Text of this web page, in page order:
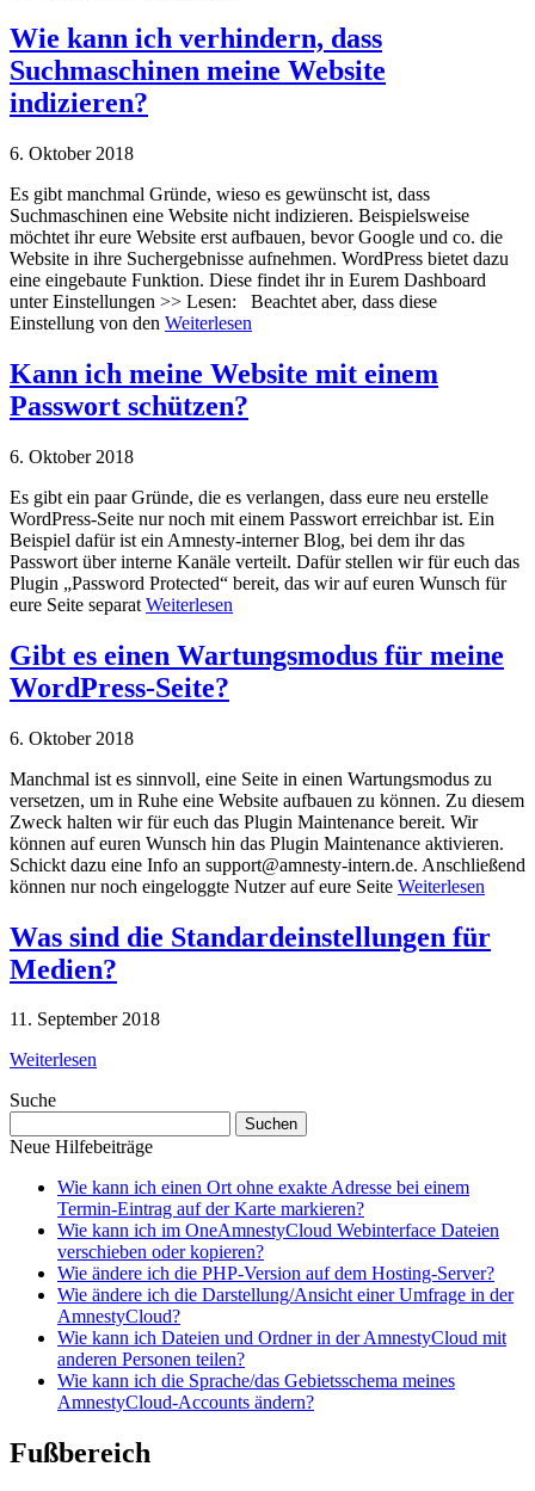
Wie kann ich verhindern, dass
Suchmaschinen meine Website
indizieren?
6. Oktober 2018
Es gibt manchmal Gründe, wieso es gewünscht ist, dass
Suchmaschinen eine Website nicht indizieren. Beispielsweise
möchtet ihr eure Website erst aufbauen, bevor Google und co. die
Website in ihre Suchergebnisse aufnehmen. WordPress bietet dazu
eine eingebaute Funktion. Diese findet ihr in Eurem Dashboard
unter Einstellungen >> Lesen: Beachtet aber, dass diese
Einstellung von den Weiterlesen
Kann ich meine Website mit einem
Passwort schützen?
6. Oktober 2018
Es gibt ein paar Gründe, die es verlangen, dass eure neu erstelle
WordPress-Seite nur noch mit einem Passwort erreichbar ist. Ein
Beispiel dafür ist ein Amnesty-interner Blog, bei dem ihr das
Passwort über interne Kanäle verteilt. Dafür stellen wir für euch das
Plugin „Password Protected“ bereit, das wir auf euren Wunsch für
eure Seite separat Weiterlesen
Gibt es einen Wartungsmodus für meine
WordPress-Seite?
6. Oktober 2018
Manchmal ist es sinnvoll, eine Seite in einen Wartungsmodus zu
versetzen, um in Ruhe eine Website aufbauen zu können. Zu diesem
Zweck halten wir für euch das Plugin Maintenance bereit. Wir
können auf euren Wunsch hin das Plugin Maintenance aktivieren.
Schickt dazu eine Info an support@amnesty-intern.de. Anschließend
können nur noch eingeloggte Nutzer auf eure Seite Weiterlesen
Was sind die Standardeinstellungen für
Medien?
11. September 2018
Weiterlesen
Suche
nach:
Neue Hilfebeiträge
Wie kann ich einen Ort ohne exakte Adresse bei einem
Termin-Eintrag auf der Karte markieren?
Wie kann ich im OneAmnestyCloud Webinterface Dateien
verschieben oder kopieren?
Wie ändere ich die PHP-Version auf dem Hosting-Server?
Wie ändere ich die Darstellung/Ansicht einer Umfrage in der
AmnestyCloud?
Wie kann ich Dateien und Ordner in der AmnestyCloud mit
anderen Personen teilen?
Wie kann ich die Sprache/das Gebietsschema meines
AmnestyCloud-Accounts ändern?
Fußbereich